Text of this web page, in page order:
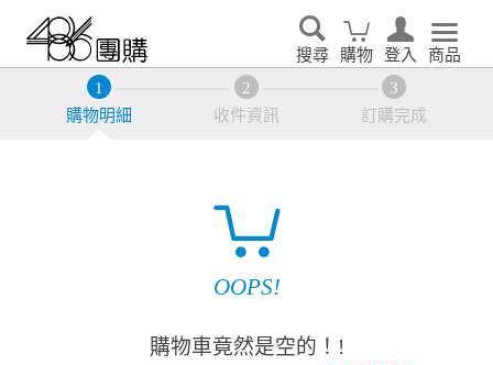
搜尋 購物 登入 商品
購物明細 收件資訊 訂購完成
OOPS!
購物車竟然是空的！!